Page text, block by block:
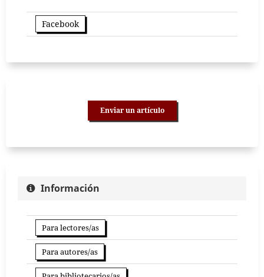
Facebook
Enviar un artículo
Información
Para lectores/as
Para autores/as